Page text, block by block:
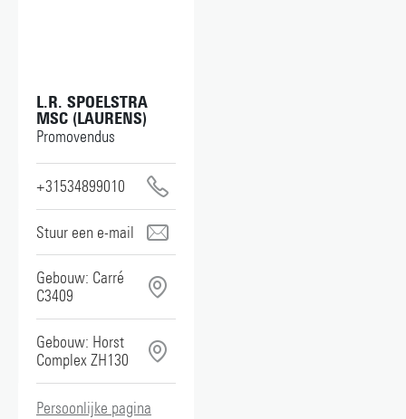
L.R. SPOELSTRA
MSC (LAURENS)
Promovendus
+31534899010
l.r.spoelstra@utwente.nl
Gebouw: Carré
C3409
Gebouw: Horst
Complex ZH130
Persoonlijke pagina